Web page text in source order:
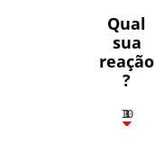
Qual
sua
reação
?
3
1
1
3
10